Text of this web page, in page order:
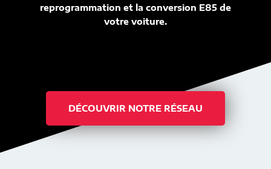
reprogrammation et la conversion E85 de
votre voiture.
DÉCOUVRIR NOTRE RÉSEAU